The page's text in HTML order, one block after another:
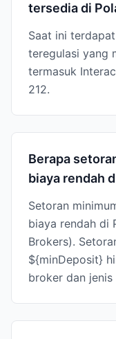
tersedia di
Saat ini
teregulasi yang
termasuk
212.
Berapa
biaya rendah
Setoran
biaya rendah di
Brokers).
${minDeposit}
broker dan jenis